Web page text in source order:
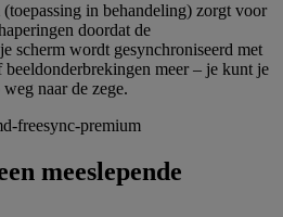
in behandeling) zorgt voor
doordat de
scherm wordt gesynchroniseerd met
meer – je kunt je
naar de zege.
meeslepende